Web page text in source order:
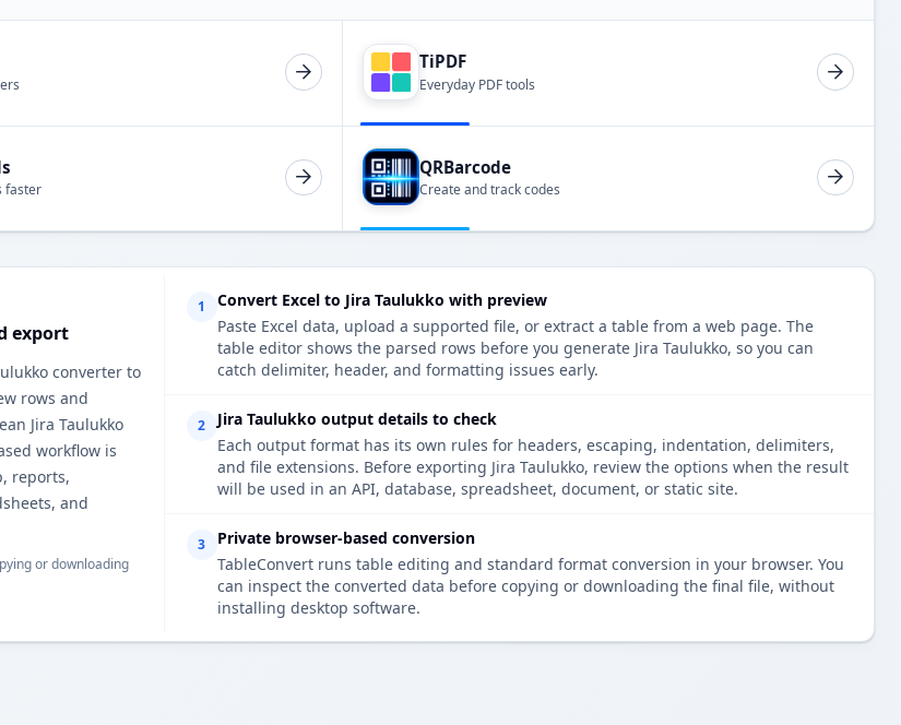
TiPDF
Everyday PDF tools
faster
QRBarcode
Create and track codes
export
converter to
rows and
Jira Taulukko
workflow is
reports,
and
or downloading
1
Convert Excel to Jira Taulukko with preview
Paste Excel data, upload a supported file, or extract a table from a web page. The
table editor shows the parsed rows before you generate Jira Taulukko, so you can
catch delimiter, header, and formatting issues early.
2
Jira Taulukko output details to check
Each output format has its own rules for headers, escaping, indentation, delimiters,
and file extensions. Before exporting Jira Taulukko, review the options when the result
will be used in an API, database, spreadsheet, document, or static site.
3
Private browser-based conversion
TableConvert runs table editing and standard format conversion in your browser. You
can inspect the converted data before copying or downloading the final file, without
installing desktop software.